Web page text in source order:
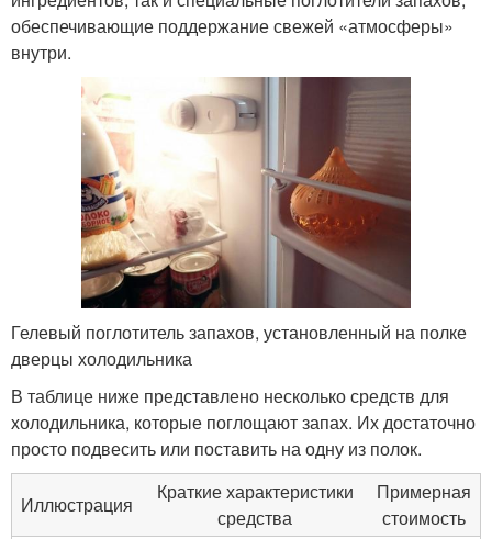
обеспечивающие поддержание свежей «атмосферы»
внутри.
Гелевый поглотитель запахов, установленный на полке
дверцы холодильника
В таблице ниже представлено несколько средств для
холодильника, которые поглощают запах. Их достаточно
просто подвесить или поставить на одну из полок.
Иллюстрация
Краткие характеристики
средства
Примерная
стоимость